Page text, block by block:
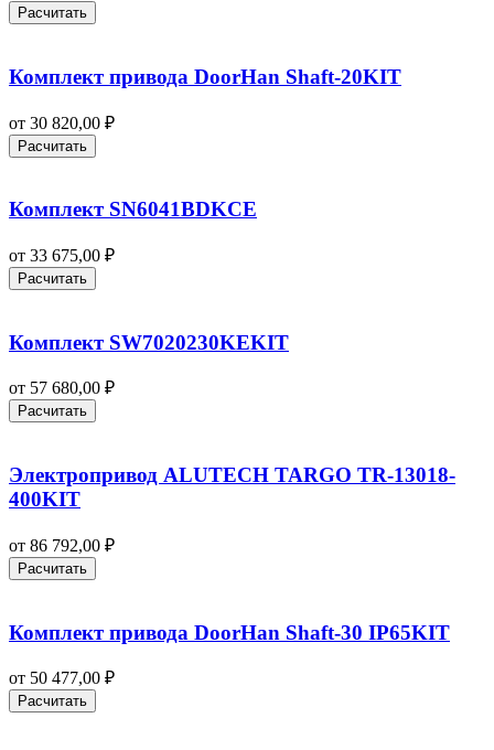
Расчитать
Комплект привода DoorHan Shaft‑20KIT
от 30 820,00 ₽
Расчитать
Комплект SN6041BDKCE
от 33 675,00 ₽
Расчитать
Комплект SW7020230KEKIT
от 57 680,00 ₽
Расчитать
Электропривод ALUTECH TARGO TR-13018-
400KIT
от 86 792,00 ₽
Расчитать
Комплект привода DoorHan Shaft‑30 IP65KIT
от 50 477,00 ₽
Расчитать